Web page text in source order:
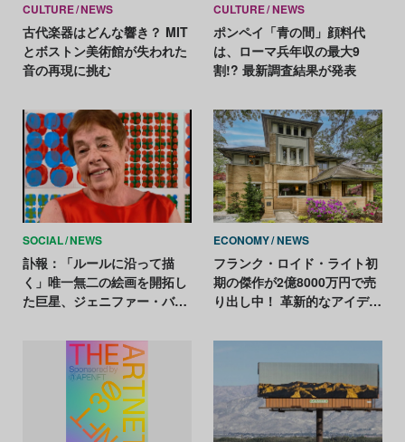
CULTURE NEWS
古代楽器はどんな響き？ MIT
とボストン美術館が失われた
音の再現に挑む
CULTURE NEWS
ポンペイ「青の間」顔料代
は、ローマ兵年収の最大9
割!? 最新調査結果が発表
SOCIAL NEWS
訃報：「ルールに沿って描
く」唯一無二の絵画を開拓し
た巨星、ジェニファー・バー
井画を残す
ECONOMY NEWS
フランク・ロイド・ライト初
期の傑作が2億8000万円で売
り出し中！ 革新的なアイデア